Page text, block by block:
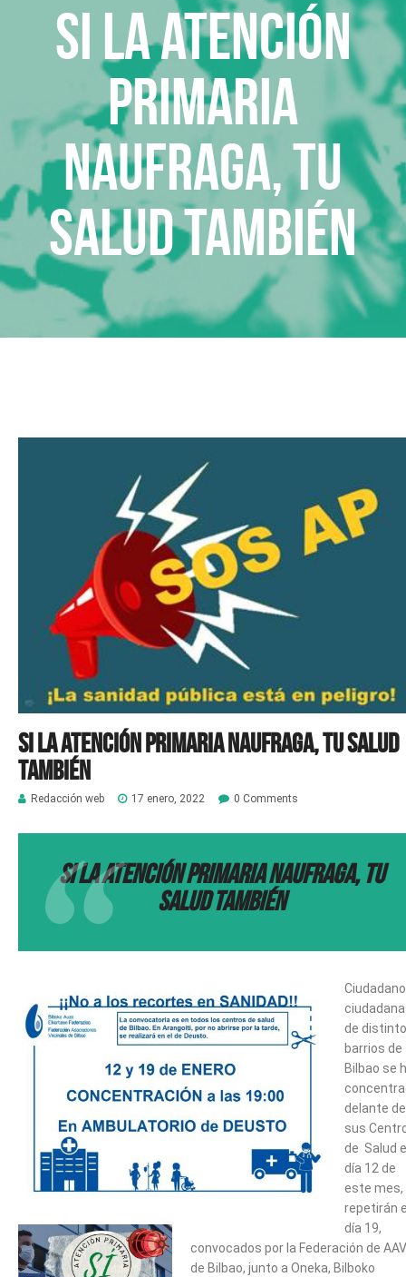
Si la atención
primaria
naufraga, tu
salud también
Si la atención primaria naufraga, tu salud
también
Redacción web 17 enero, 2022 0 Comments
Si la atención primaria naufraga, tu
salud también
de
barrios de
Bilbao se
delante de
sus
de Salud
día 12 de
este mes,
repetirán
día 19,
convocados por la Federación de
de Bilbao, junto a Oneka, Bilboko